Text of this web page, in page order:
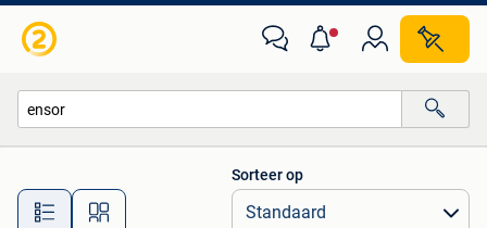
Alle afstanden…
Sorteer op